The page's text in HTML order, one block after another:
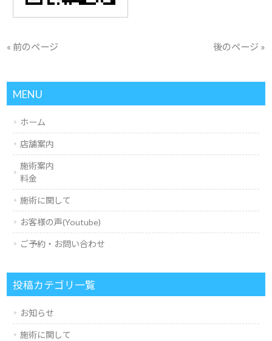
« 前のページ 後のページ »
MENU
ホーム
店舗案内
施術案内
料金
施術に関して
お客様の声(Youtube)
ご予約・お問い合わせ
投稿カテゴリ一覧
お知らせ
施術に関して